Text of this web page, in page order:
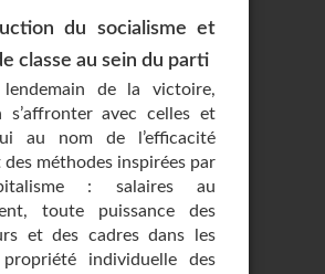
du socialisme et
classe au sein du parti
de la victoire,
s’affronter avec celles et
au nom de l’efficacité
méthodes inspirées par
: salaires au
toute puissance des
et des cadres dans les
propriété individuelle des